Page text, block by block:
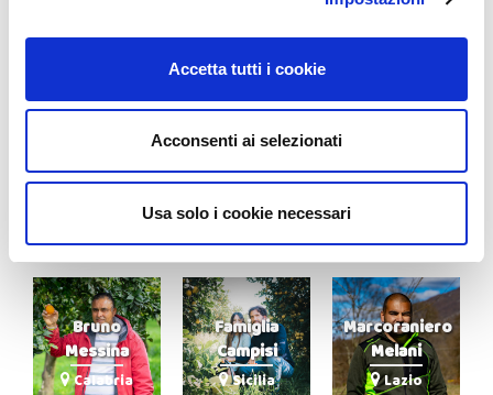
Accetta tutti i cookie
Acconsenti ai selezionati
Usa solo i cookie necessari
Veneto
Nicolò Lo
Piccolo
ONLUS Si Può
Bruno
Messina
Calabria
Famiglia
Campisi
Sicilia
Marcoraniero
Melani
Lazio